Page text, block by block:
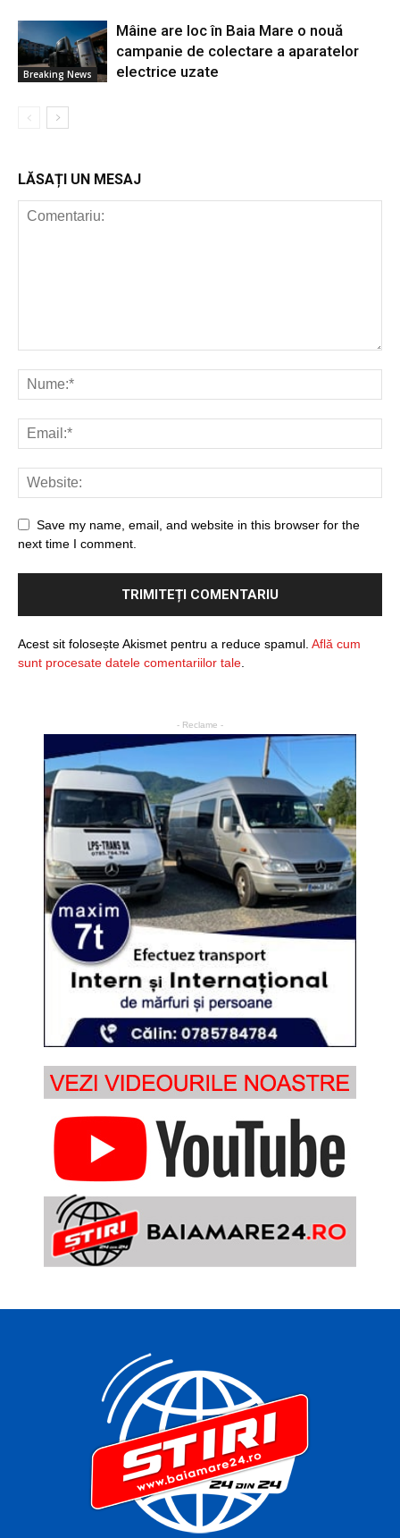
Breaking News
Mâine are loc în Baia Mare o nouă
campanie de colectare a aparatelor
electrice uzate
LĂSAȚI UN MESAJ
Save my name, email, and website in this browser for the
next time I comment.
Acest sit folosește Akismet pentru a reduce spamul. Află cum
sunt procesate datele comentariilor tale
- Reclame -